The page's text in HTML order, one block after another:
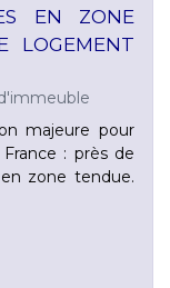
EN ZONE
LOGEMENT
majeure pour
: près de
zone tendue.